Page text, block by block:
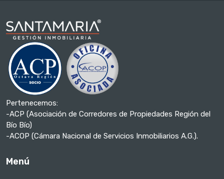
Pertenecemos:
-ACP (Asociación de Corredores de Propiedades Región del
Bío Bío)
-ACOP (Cámara Nacional de Servicios Inmobiliarios A.G.).
Menú